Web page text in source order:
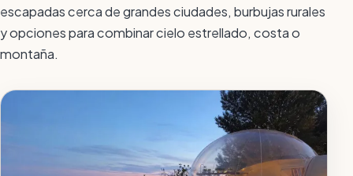
escapadas cerca de grandes ciudades, burbujas rurales
y opciones para combinar cielo estrellado, costa o
montaña.